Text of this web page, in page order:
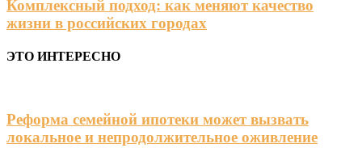
Комплексный подход: как меняют качество
жизни в российских городах
ЭТО ИНТЕРЕСНО
Реформа семейной ипотеки может вызвать
локальное и непродолжительное оживление